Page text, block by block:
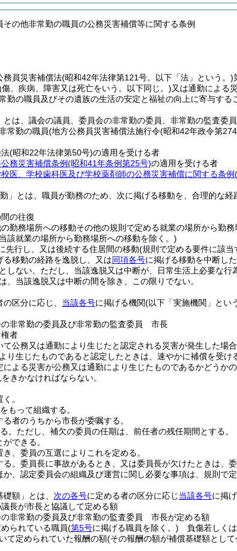
その他非常勤の職員の公務災害補償等に関する条例
務員災害補償法(昭和42年法律第121号。以下「法」という。)
、疾病、障害又は死亡をいう。以下同じ。)又は通勤による
勤の職員及びその遺族の生活の安定と福祉の向上に寄与する
とは、議会の議員、委員会の非常勤の委員、非常勤の監査委
常勤の職員(地方公務員災害補償法施行令(昭和42年政令第
(昭和22年法律第50号)の適用を受ける者
務災害補償条例(昭和41年条例第25号)の適用を受ける者
医、学校歯科医及び学校薬剤師の公務災害補償に関する条例
」とは、職員が勤務のため、次に掲げる移動を、合理的な
の往復
勤務場所への移動その他の規則で定める就業の場所から勤務
該就業の場所から勤務場所への移動を除く。)
先行し、又は後続する住居間の移動(規則で定める要件に該当
る移動の経路を逸脱し、又は同項各号に掲げる移動を中断し
しない。 ただし、当該逸脱又は中断が、日常生活上必要な
、当該逸脱又は中断の間を除き、この限りでない。
区分に応じ、 当該各号に掲げる機関(以下「実施機関」とい
非常勤の委員及び非常勤の監査委員 市長
者
公務又は通勤により生じたと認定される災害が発生した場
り生じたものであると認定したときは、速やかに補償を受け
による災害が公務又は通勤により生じたものであるかどうか
きかなければならない。
。
もって組織する。
者のうちから市長が委嘱する。
。 ただし、補欠の委員の任期は、前任者の残任期間とする。
できる。
、委員の互選によりこれを定める。
。 委員長に事故があるとき、又は委員長が欠けたときは、
か、認定委員会の組織及び運営に関し必要な事項は、規則で定
額」とは、 次の各号に定める者の区分に応じ当該各号に掲
長が市長と協議して定める額
非常勤の委員及び非常勤の監査委員 市長が定める額
られている職員(第5号に掲げる職員を除く。) 負傷若しくは
て定められていた報酬の額(その報酬の額が補償基礎額とし